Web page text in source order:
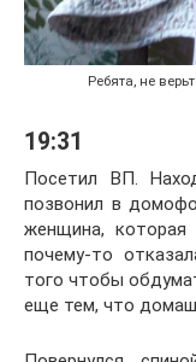
Ребята, не
19:31
Посетил ВП.
позвонил в
женщина,
почему-то
того чтобы
еще тем, что